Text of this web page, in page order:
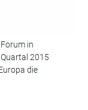
in
2015
die